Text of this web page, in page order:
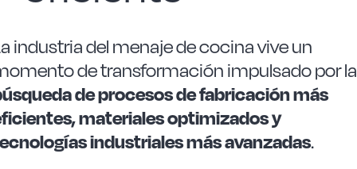
industria del menaje de cocina vive un
de transformación impulsado por la
de procesos de fabricación más
materiales optimizados y
industriales más avanzadas.